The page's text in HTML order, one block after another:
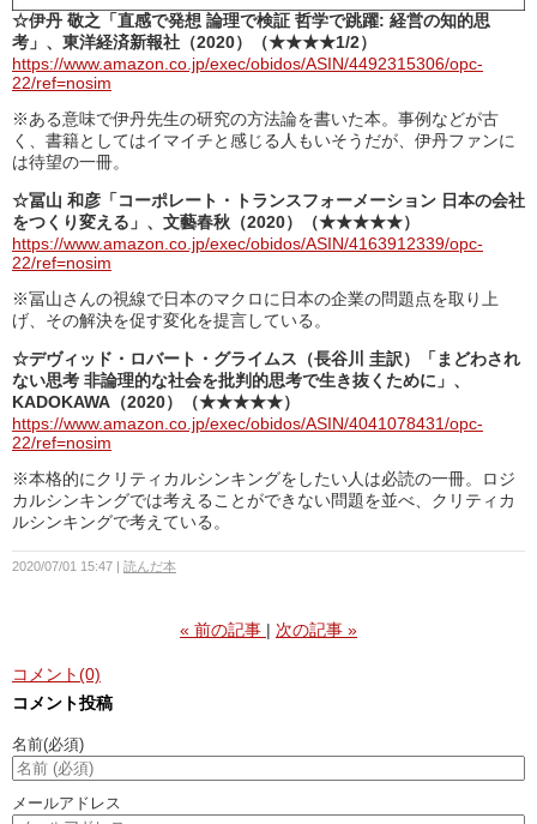
☆伊丹 敬之「直感で発想 論理で検証 哲学で跳躍: 経営の知的思
考」、東洋経済新報社（2020）（★★★★1/2）
https://www.amazon.co.jp/exec/obidos/ASIN/4492315306/opc-
22/ref=nosim
※ある意味で伊丹先生の研究の方法論を書いた本。事例などが古
く、書籍としてはイマイチと感じる人もいそうだが、伊丹ファンに
は待望の一冊。
☆冨山 和彦「コーポレート・トランスフォーメーション 日本の会社
をつくり変える」、文藝春秋（2020）（★★★★★）
https://www.amazon.co.jp/exec/obidos/ASIN/4163912339/opc-
22/ref=nosim
※冨山さんの視線で日本のマクロに日本の企業の問題点を取り上
げ、その解決を促す変化を提言している。
☆デヴィッド・ロバート・グライムス（長谷川 圭訳）「まどわされ
ない思考 非論理的な社会を批判的思考で生き抜くために」、
KADOKAWA（2020）（★★★★★）
https://www.amazon.co.jp/exec/obidos/ASIN/4041078431/opc-
22/ref=nosim
※本格的にクリティカルシンキングをしたい人は必読の一冊。ロジ
カルシンキングでは考えることができない問題を並べ、クリティカ
ルシンキングで考えている。
2020/07/01 15:47 読んだ本
« 前の記事 次の記事 »
コメント(0)
コメント投稿
名前(必須)
メールアドレス